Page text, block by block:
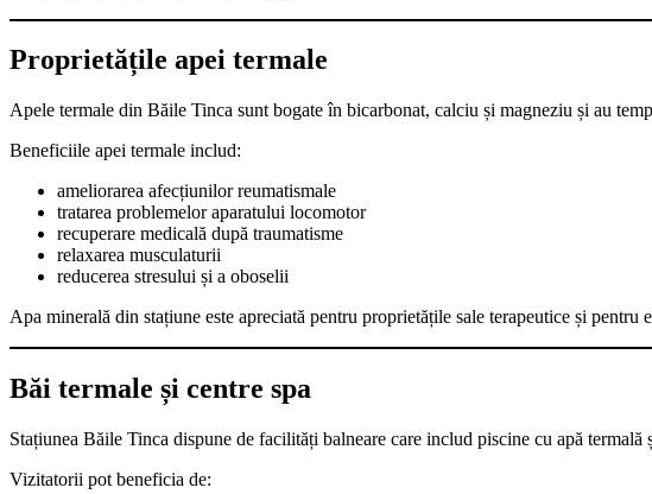
Proprietățile apei termale
Apele termale din Băile Tinca sunt bogate în bicarbonat, calciu și magneziu și au
Beneficiile apei termale includ:
ameliorarea afecțiunilor reumatismale
tratarea problemelor aparatului locomotor
recuperare medicală după traumatisme
relaxarea musculaturii
reducerea stresului și a oboselii
Apa minerală din stațiune este apreciată pentru proprietățile sale terapeutice și pentru
Băi termale și centre spa
Stațiunea Băile Tinca dispune de facilități balneare care includ piscine cu apă termală
Vizitatorii pot beneficia de: